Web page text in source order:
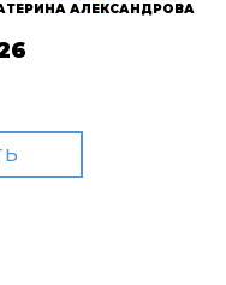
АЛЕКСАНДРОВА